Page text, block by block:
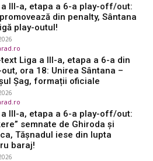
a III-a, etapa a 6-a play-off/out:
din penalty, Sântana
play-outul!
Liga a III-a, etapa a 6-a din
ora 18: Unirea Sântana –
Şag, formații oficiale
a III-a, etapa a 6-a play-off/out:
semnate de Ghiroda și
Tășnadul iese din lupta
baraj!